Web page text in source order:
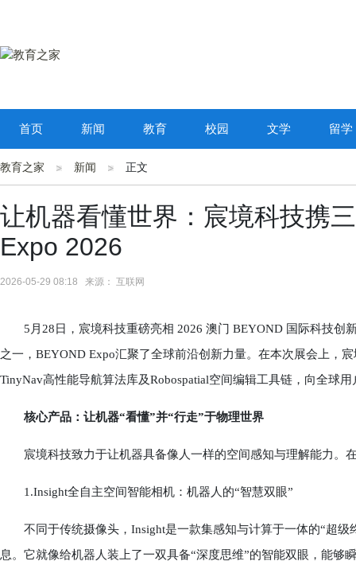
首页 新闻 教育 校园 文学 留学
教育之家 新闻 正文
让机器看懂世界：宸境科技携
Expo 2026
2026-05-29 08:18 来源： 互联网
5月28日，宸境科技重磅亮相 2026 澳门 BEYOND 国际科技创
之一，BEYOND Expo汇聚了全球前沿创新力量。在本次展会上
TinyNav高性能导航算法库及Robospatial空间编辑工具链，向全球
核心产品：让机器“看懂”并“行走”于物理世界
宸境科技致力于让机器具备像人一样的空间感知与理解能力。
1.Insight全自主空间智能相机：机器人的“智慧双眼”
不同于传统摄像头，Insight是一款集感知与计算于一体的“超级
息。它就像给机器人装上了一双具备“深度思维”的智能双眼，能